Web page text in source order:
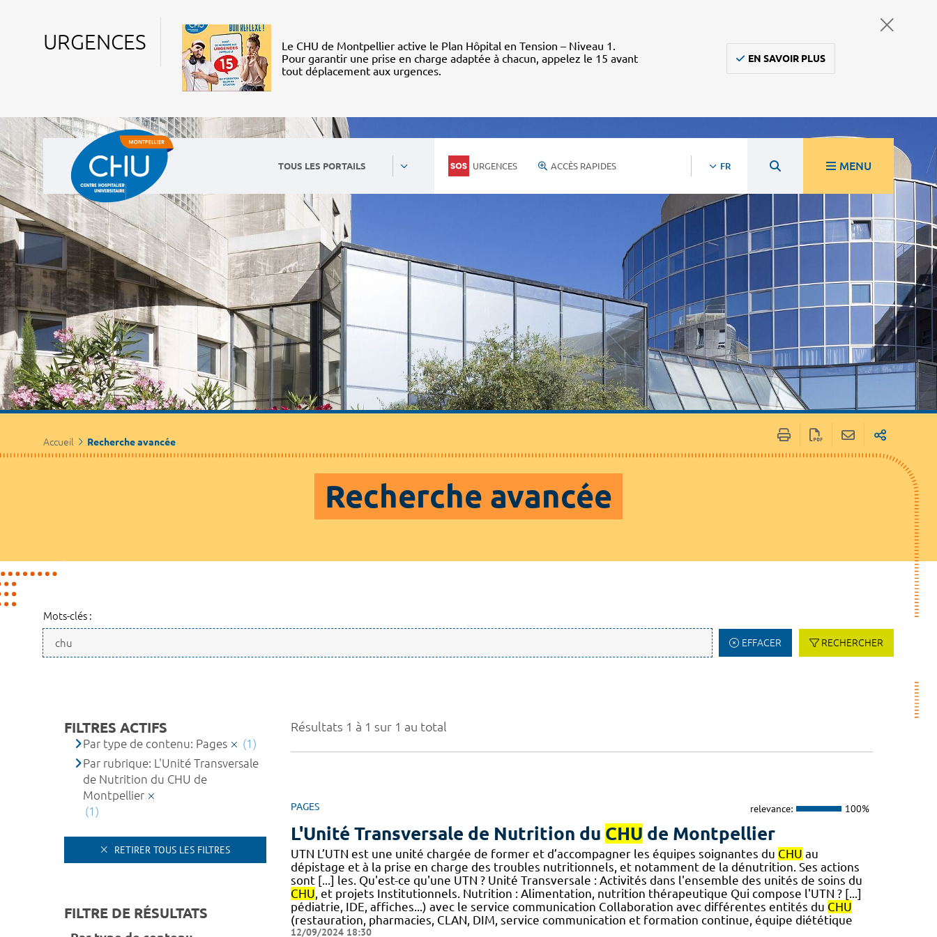
URGENCES
Le CHU de Montpellier active le Plan Hôpital en Tension – Niveau 1.
Pour garantir une prise en charge adaptée à chacun, appelez le 15 avant
tout déplacement aux urgences.
EN SAVOIR PLUS
TOUS LES PORTAILS URGENCES ACCÈS RAPIDES FR MENU
Accueil Recherche avancée
Recherche avancée
Mots-clés :
EFFACER RECHERCHER
Résultats 1 à 1 sur 1 au total
PAGES relevance: 100%
L'Unité Transversale de Nutrition du CHU de Montpellier
UTN L’UTN est une unité chargée de former et d’accompagner les équipes soignantes du CHU au
dépistage et à la prise en charge des troubles nutritionnels, et notamment de la dénutrition. Ses actions
sont [...] les. Qu'est-ce qu'une UTN ? Unité Transversale : Activités dans l'ensemble des unités de soins du
CHU, et projets Institutionnels. Nutrition : Alimentation, nutrition thérapeutique Qui compose l'UTN ? [...]
pédiatrie, IDE, affiches...) avec le service communication Collaboration avec différentes entités du CHU
(restauration, pharmacies, CLAN, DIM, service communication et formation continue, équipe diététique
12/09/2024 18:30
FILTRES ACTIFS
Par type de contenu: Pages
(1)
Par rubrique: L'Unité Transversale
de Nutrition du CHU de
Montpellier
(1)
RETIRER TOUS LES FILTRES
FILTRE DE RÉSULTATS